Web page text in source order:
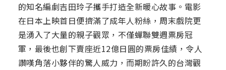
的知名編劇吉田玲子攜手打造全新暖心故事。電影
在日本上映首日便擠滿了成年人粉絲，周末戲院更
是湧入了大量的親子觀眾，不僅蟬聯雙週票房冠
軍，最後也創下賣座近12億日圓的票房佳績，令人
讚嘆角落小夥伴的驚人威力，而期盼許久的台灣觀